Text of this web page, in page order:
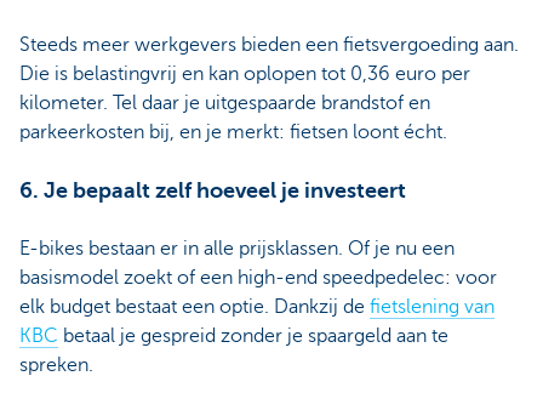
Steeds meer werkgevers bieden een fietsvergoeding aan.
Die is belastingvrij en kan oplopen tot 0,36 euro per
kilometer. Tel daar je uitgespaarde brandstof en
parkeerkosten bij, en je merkt: fietsen loont écht.
6. Je bepaalt zelf hoeveel je investeert
E-bikes bestaan er in alle prijsklassen. Of je nu een
basismodel zoekt of een high-end speedpedelec: voor
elk budget bestaat een optie. Dankzij de fietslening van
KBC betaal je gespreid zonder je spaargeld aan te
spreken.